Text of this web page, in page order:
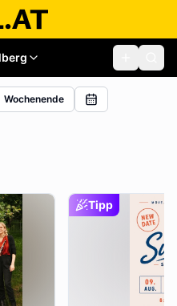
Wochenende
Tipp